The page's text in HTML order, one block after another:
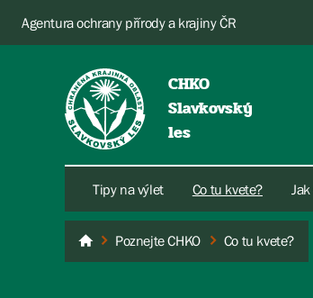
Agentura ochrany přírody a krajiny ČR
CHKO
Slavkovský
les
Tipy na výlet Co tu kvete?
Slavkovský les
Poznejte CHKO Co tu kvete?